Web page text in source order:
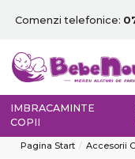
Comenzi telefonice:
IMBRACAMINTE
COPII
Pagina Start Accesorii